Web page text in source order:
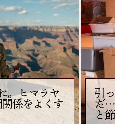
。ヒマラヤ
係をよくす
引
だ…
と